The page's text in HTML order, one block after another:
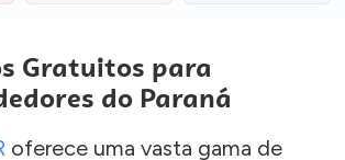
Gratuitos para
do Paraná
oferece uma vasta gama de